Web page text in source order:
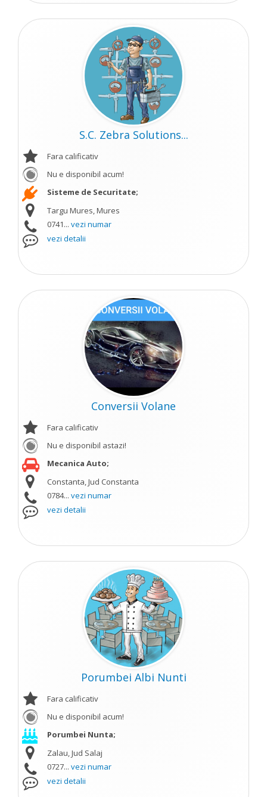
S.C. Zebra Solutions...
Fara calificativ
Nu e disponibil acum!
Sisteme de Securitate;
Targu Mures, Mures
0741... vezi numar
vezi detalii
Conversii Volane
Fara calificativ
Nu e disponibil astazi!
Mecanica Auto;
Constanta, Jud Constanta
0784... vezi numar
vezi detalii
Porumbei Albi Nunti
Fara calificativ
Nu e disponibil acum!
Porumbei Nunta;
Zalau, Jud Salaj
0727... vezi numar
vezi detalii